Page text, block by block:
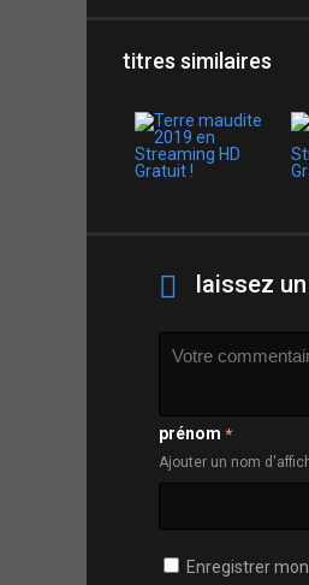
titres similaires
laissez
prénom *
Ajouter un nom
Enregistrer